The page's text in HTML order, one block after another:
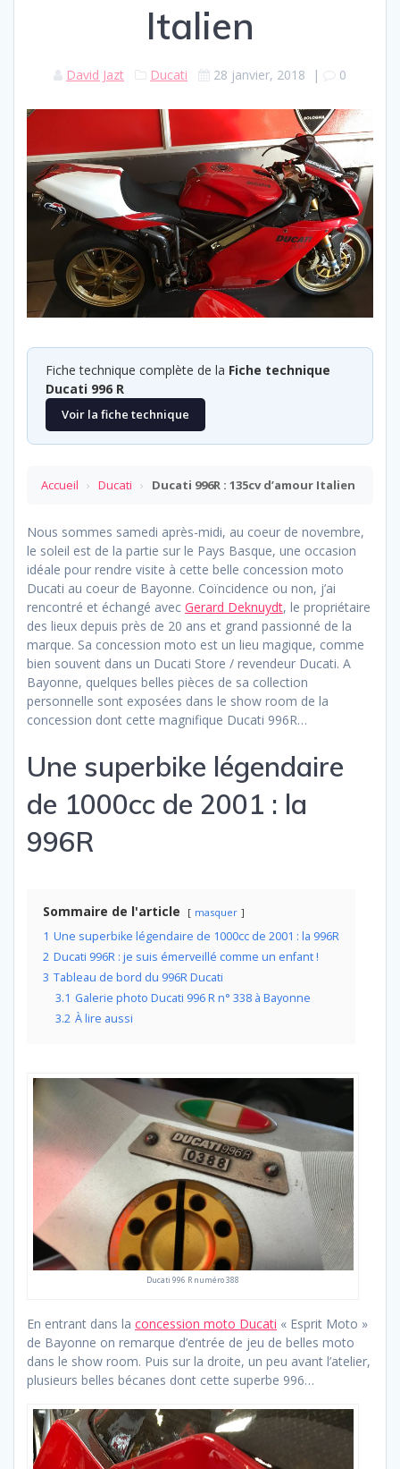
Italien
David Jazt Ducati 28 janvier, 2018 | 0
Fiche technique complète de la Fiche technique
Ducati 996 R
Voir la fiche technique
Accueil › Ducati › Ducati 996R : 135cv d’amour Italien
Nous sommes samedi après-midi, au coeur de novembre,
le soleil est de la partie sur le Pays Basque, une occasion
idéale pour rendre visite à cette belle concession moto
Ducati au coeur de Bayonne. Coïncidence ou non, j’ai
rencontré et échangé avec Gerard Deknuydt, le propriétaire
des lieux depuis près de 20 ans et grand passionné de la
marque. Sa concession moto est un lieu magique, comme
bien souvent dans un Ducati Store / revendeur Ducati. A
Bayonne, quelques belles pièces de sa collection
personnelle sont exposées dans le show room de la
concession dont cette magnifique Ducati 996R…
Une superbike légendaire
de 1000cc de 2001 : la
996R
Sommaire de l'article masquer
1 Une superbike légendaire de 1000cc de 2001 : la 996R
2 Ducati 996R : je suis émerveillé comme un enfant !
3 Tableau de bord du 996R Ducati
3.1 Galerie photo Ducati 996 R n° 338 à Bayonne
3.2 À lire aussi
Ducati 996 R numéro 388
En entrant dans la concession moto Ducati « Esprit Moto »
de Bayonne on remarque d’entrée de jeu de belles moto
dans le show room. Puis sur la droite, un peu avant l’atelier,
plusieurs belles bécanes dont cette superbe 996…